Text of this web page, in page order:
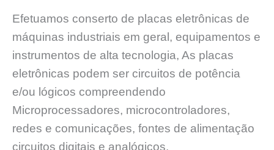
Efetuamos conserto de placas eletrônicas de
máquinas industriais em geral, equipamentos e
instrumentos de alta tecnologia, As placas
eletrônicas podem ser circuitos de potência
e/ou lógicos compreendendo
Microprocessadores, microcontroladores,
redes e comunicações, fontes de alimentação
circuitos digitais e analógicos.